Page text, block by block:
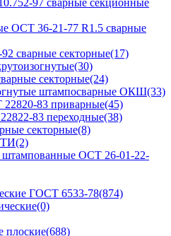
ОСТ 36-21-77 R1.5 сварные
сварные секторные(17)
(30)
секторные(24)
штампосварные ОКШ(33)
83 приварные(45)
83 переходные(38)
секторные(8)
(2)
штампованные ОСТ 26-01-22-
ГОСТ 6533-78(874)
(0)
плоские(688)